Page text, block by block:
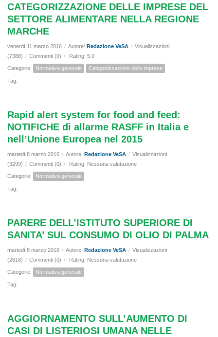
CATEGORIZZAZIONE DELLE IMPRESE DEL
SETTORE ALIMENTARE NELLA REGIONE
MARCHE
venerdì 11 marzo 2016 / Autore: Redazione VeSA / Visualizzazioni
(7388) / Commenti (0) / Rating: 5.0
Categorie: Normativa generale Categorizzazione delle imprese
Tag:
Rapid alert system for food and feed:
NOTIFICHE di allarme RASFF in Italia e
nell’Unione Europea nel 2015
martedì 8 marzo 2016 / Autore: Redazione VeSA / Visualizzazioni
(3299) / Commenti (0) / Rating: Nessuna valutazione
Categorie: Normativa generale
Tag:
PARERE DELL’ISTITUTO SUPERIORE DI
SANITA’ SUL CONSUMO DI OLIO DI PALMA
martedì 8 marzo 2016 / Autore: Redazione VeSA / Visualizzazioni
(2618) / Commenti (0) / Rating: Nessuna valutazione
Categorie: Normativa generale
Tag:
AGGIORNAMENTO SULL’AUMENTO DI
CASI DI LISTERIOSI UMANA NELLE